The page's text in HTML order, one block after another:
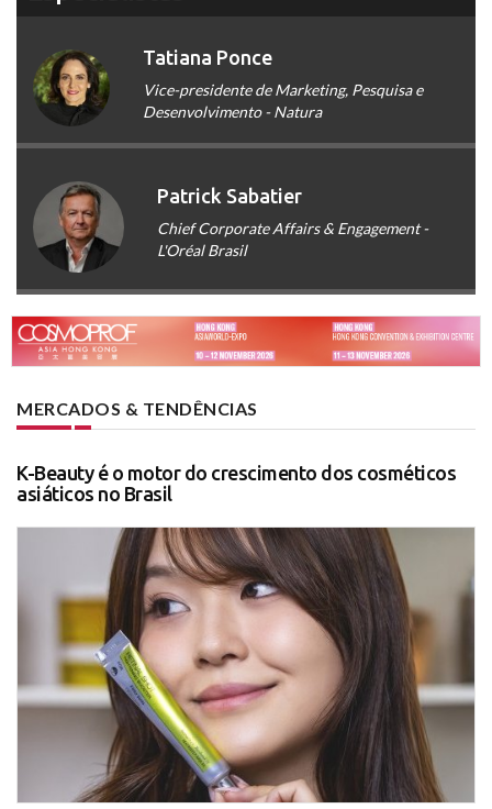
Tatiana Ponce
Vice-presidente de Marketing, Pesquisa e
Desenvolvimento - Natura
Patrick Sabatier
Chief Corporate Affairs & Engagement -
L'Oréal Brasil
MERCADOS & TENDÊNCIAS
K-Beauty é o motor do crescimento dos cosméticos
asiáticos no Brasil